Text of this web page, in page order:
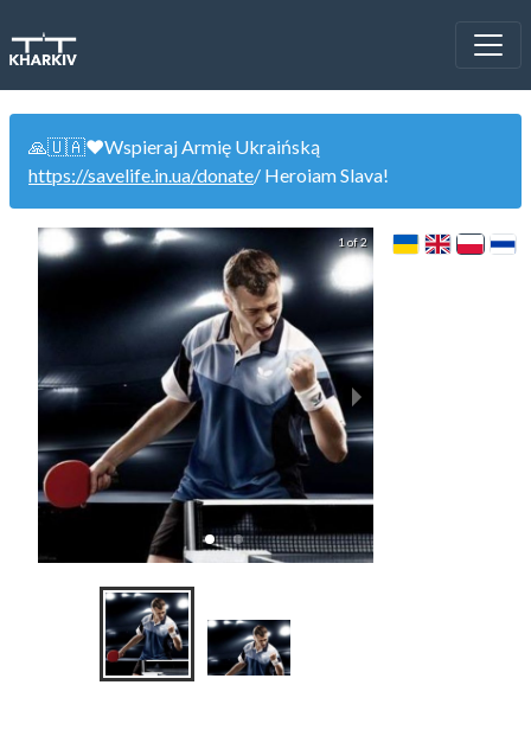
🙏🇺🇦❤️Wspieraj Armię Ukraińską
https://savelife.in.ua/donate/ Heroiam Slava!
1 of 2